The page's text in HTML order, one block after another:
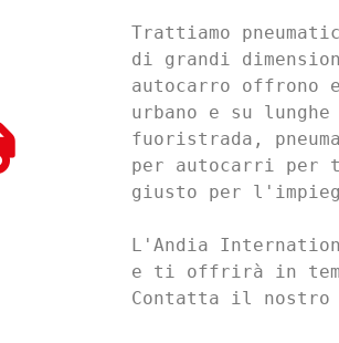
Trattiamo
di grandi
autocarro
urbano e su
fuoristrada,
per autocarri per
giusto per
L'Andia
e ti offrirà in
Contatta il nostro